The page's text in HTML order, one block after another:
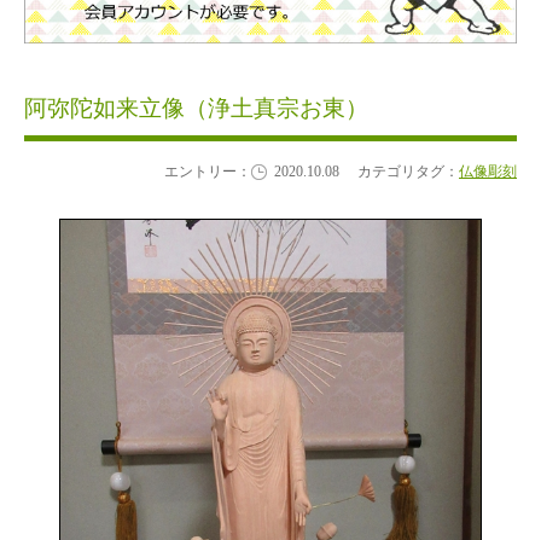
阿弥陀如来立像（浄土真宗お東）
エントリー： 2020.10.08 カテゴリタグ： 仏像彫刻